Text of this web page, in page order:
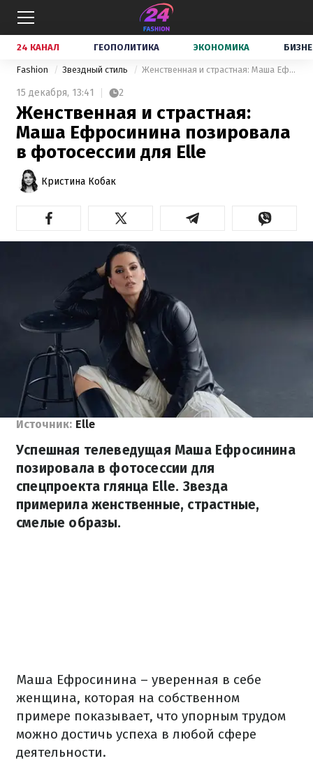
24 КАНАЛ ГЕОПОЛИТИКА ЭКОНОМИКА
Fashion Звездный стиль Женственная и страстная: Маша Ефросинина позировала в фотосессии для Elle
15 декабря, 13:41 2
Женственная и страстная:
Маша Ефросинина позировала
в фотосессии для Elle
Кристина Кобак
Источник: Elle
Успешная телеведущая Маша Ефросинина
позировала в фотосессии для
спецпроекта глянца Elle. Звезда
примерила женственные, страстные,
смелые образы.
Маша Ефросинина – уверенная в себе
женщина, которая на собственном
примере показывает, что упорным трудом
можно достичь успеха в любой сфере
деятельности.